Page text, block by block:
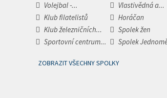
Volejbal -...
Vlastivědná a...
Klub filatelistů
Horáčan
Klub železničních...
Spolek žen
Sportovní centrum...
Spolek
ZOBRAZIT VŠECHNY SPOLKY